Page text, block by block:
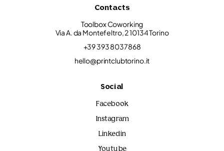
Contacts
Toolbox Coworking
Via A. da Montefeltro, 2 10134 Torino
+39 393 8037868
hello@printclubtorino.it
Social
Facebook
Instagram
Linkedin
Youtube